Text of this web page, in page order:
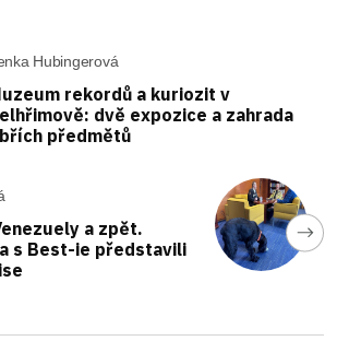
Hubingerová
rekordů a kuriozit v
dvě expozice a zahrada
předmětů
a zpět.
s Best-ie představili